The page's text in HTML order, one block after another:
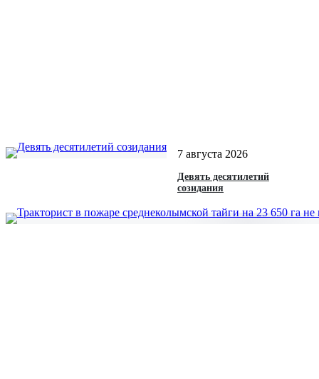
7 августа 2026
Девять десятилетий
созидания